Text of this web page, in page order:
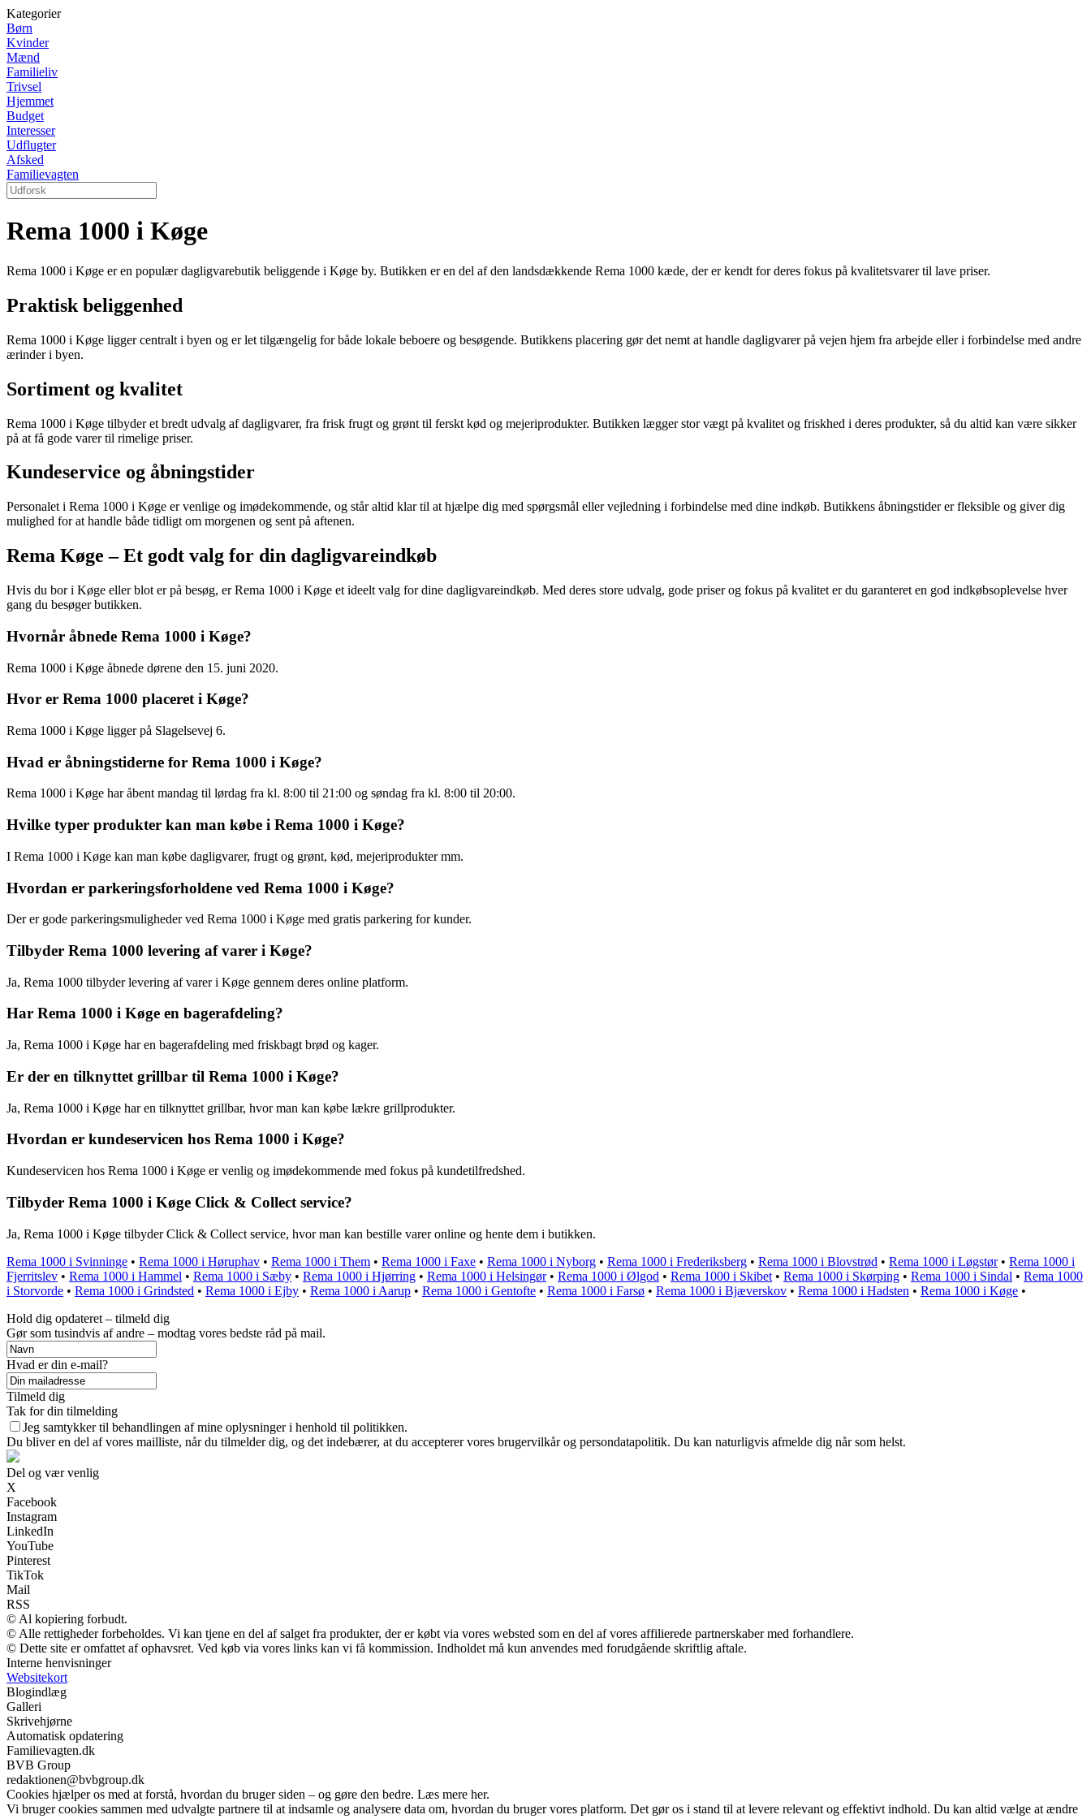
Kategorier
Børn
Kvinder
Mænd
Familieliv
Trivsel
Hjemmet
Budget
Interesser
Udflugter
Afsked
Familievagten
Rema 1000 i Køge
Rema 1000 i Køge er en populær dagligvarebutik beliggende i Køge by. Butikken er en del af den landsdækkende Rema 1000 kæde, der er kendt for deres fokus på kvalitetsvarer til lave priser.
Praktisk beliggenhed
Rema 1000 i Køge ligger centralt i byen og er let tilgængelig for både lokale beboere og besøgende. Butikkens placering gør det nemt at handle dagligvarer på vejen hjem fra arbejde eller i forbindelse med andre
ærinder i byen.
Sortiment og kvalitet
Rema 1000 i Køge tilbyder et bredt udvalg af dagligvarer, fra frisk frugt og grønt til ferskt kød og mejeriprodukter. Butikken lægger stor vægt på kvalitet og friskhed i deres produkter, så du altid kan være sikker
på at få gode varer til rimelige priser.
Kundeservice og åbningstider
Personalet i Rema 1000 i Køge er venlige og imødekommende, og står altid klar til at hjælpe dig med spørgsmål eller vejledning i forbindelse med dine indkøb. Butikkens åbningstider er fleksible og giver dig
mulighed for at handle både tidligt om morgenen og sent på aftenen.
Rema Køge – Et godt valg for din dagligvareindkøb
Hvis du bor i Køge eller blot er på besøg, er Rema 1000 i Køge et ideelt valg for dine dagligvareindkøb. Med deres store udvalg, gode priser og fokus på kvalitet er du garanteret en god indkøbsoplevelse hver
gang du besøger butikken.
Hvornår åbnede Rema 1000 i Køge?
Rema 1000 i Køge åbnede dørene den 15. juni 2020.
Hvor er Rema 1000 placeret i Køge?
Rema 1000 i Køge ligger på Slagelsevej 6.
Hvad er åbningstiderne for Rema 1000 i Køge?
Rema 1000 i Køge har åbent mandag til lørdag fra kl. 8:00 til 21:00 og søndag fra kl. 8:00 til 20:00.
Hvilke typer produkter kan man købe i Rema 1000 i Køge?
I Rema 1000 i Køge kan man købe dagligvarer, frugt og grønt, kød, mejeriprodukter mm.
Hvordan er parkeringsforholdene ved Rema 1000 i Køge?
Der er gode parkeringsmuligheder ved Rema 1000 i Køge med gratis parkering for kunder.
Tilbyder Rema 1000 levering af varer i Køge?
Ja, Rema 1000 tilbyder levering af varer i Køge gennem deres online platform.
Har Rema 1000 i Køge en bagerafdeling?
Ja, Rema 1000 i Køge har en bagerafdeling med friskbagt brød og kager.
Er der en tilknyttet grillbar til Rema 1000 i Køge?
Ja, Rema 1000 i Køge har en tilknyttet grillbar, hvor man kan købe lækre grillprodukter.
Hvordan er kundeservicen hos Rema 1000 i Køge?
Kundeservicen hos Rema 1000 i Køge er venlig og imødekommende med fokus på kundetilfredshed.
Tilbyder Rema 1000 i Køge Click & Collect service?
Ja, Rema 1000 i Køge tilbyder Click & Collect service, hvor man kan bestille varer online og hente dem i butikken.
Rema 1000 i Svinninge • Rema 1000 i Høruphav • Rema 1000 i Them • Rema 1000 i Faxe • Rema 1000 i Nyborg • Rema 1000 i Frederiksberg • Rema 1000 i Blovstrød • Rema 1000 i Løgstør• Rema 1000 i
Fjerritslev • Rema 1000 i Hammel • Rema 1000 i Sæby • Rema 1000 i Hjørring • Rema 1000 i Helsingør• Rema 1000 i Ølgod • Rema 1000 i Skibet • Rema 1000 i Skørping • Rema 1000 i Sindal • Rema 1000
i Storvorde • Rema 1000 i Grindsted • Rema 1000 i Ejby • Rema 1000 i Aarup • Rema 1000 i Gentofte • Rema 1000 i Farsø • Rema 1000 i Bjæverskov • Rema 1000 i Hadsten • Rema 1000 i Køge •
Hold dig opdateret – tilmeld dig
Gør som tusindvis af andre – modtag vores bedste råd på mail.
Hvad er din e-mail?
Tilmeld dig
Tak for din tilmelding
Jeg samtykker til behandlingen af mine oplysninger i henhold til politikken.
Du bliver en del af vores mailliste, når du tilmelder dig, og det indebærer, at du accepterer vores brugervilkår og persondatapolitik. Du kan naturligvis afmelde dig når som helst.
Del og vær venlig
X
Facebook
Instagram
LinkedIn
YouTube
Pinterest
TikTok
Mail
RSS
© Al kopiering forbudt.
© Alle rettigheder forbeholdes. Vi kan tjene en del af salget fra produkter, der er købt via vores websted som en del af vores affilierede partnerskaber med forhandlere.
© Dette site er omfattet af ophavsret. Ved køb via vores links kan vi få kommission. Indholdet må kun anvendes med forudgående skriftlig aftale.
Interne henvisninger
Websitekort
Blogindlæg
Galleri
Skrivehjørne
Automatisk opdatering
Familievagten.dk
BVB Group
redaktionen@bvbgroup.dk
Cookies hjælper os med at forstå, hvordan du bruger siden – og gøre den bedre. Læs mere her.
Vi bruger cookies sammen med udvalgte partnere til at indsamle og analysere data om, hvordan du bruger vores platform. Det gør os i stand til at levere relevant og effektivt indhold. Du kan altid vælge at ændre